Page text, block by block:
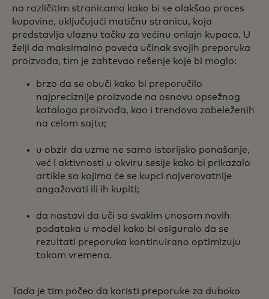
na različitim stranicama kako bi se olakšao proces
kupovine, uključujući matičnu stranicu, koja
predstavlja ulaznu tačku za većinu onlajn kupaca. U
želji da maksimalno poveća učinak svojih preporuka
proizvoda, tim je zahtevao rešenje koje bi moglo:
brzo da se obuči kako bi preporučilo
najpreciznije proizvode na osnovu opsežnog
kataloga proizvoda, kao i trendova zabeleženih
na celom sajtu;
u obzir da uzme ne samo istorijsko ponašanje,
već i aktivnosti u okviru sesije kako bi prikazalo
artikle sa kojima će se kupci najverovatnije
angažovati ili ih kupiti;
da nastavi da uči sa svakim unosom novih
podataka u model kako bi osiguralo da se
rezultati preporuka kontinuirano optimizuju
tokom vremena.
Tada je tim počeo da koristi preporuke za duboko